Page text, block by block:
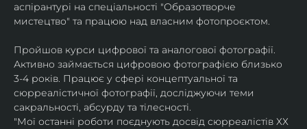
аспірантурі на спеціальності "Образотворче
мистецтво" та працюю над власним фотопроєктом.
Пройшов курси цифрової та аналогової фотографії.
Активно займається цифровою фотографією близько
3-4 років. Працює у сфері концептуальної та
сюрреалістичної фотографії, досліджуючи теми
сакральності, абсурду та тілесності.
"Мої останні роботи поєднують досвід сюрреалістів ХХ